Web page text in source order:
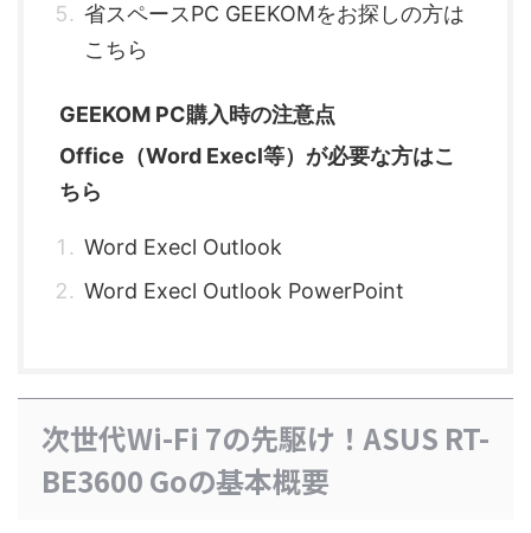
省スペースPC GEEKOMをお探しの方は
こちら
GEEKOM PC購入時の注意点
Office（Word Execl等）が必要な方はこ
ちら
Word Execl Outlook
Word Execl Outlook PowerPoint
次世代Wi-Fi 7の先駆け！ASUS RT-
BE3600 Goの基本概要